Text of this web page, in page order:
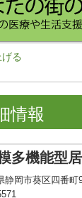
る
情報
多機能型
岡市葵区四番町